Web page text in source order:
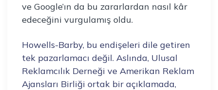
ve Google’ın da bu zararlardan nasıl kâr
edeceğini vurgulamış oldu.
Howells-Barby, bu endişeleri dile getiren
tek pazarlamacı değil. Aslında, Ulusal
Reklamcılık Derneği ve Amerikan Reklam
Ajansları Birliği ortak bir açıklamada,